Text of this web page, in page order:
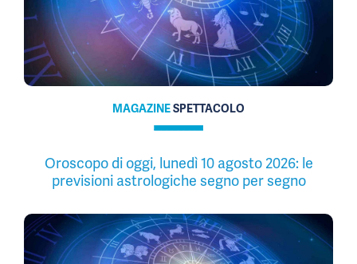
MAGAZINESPETTACOLO
Oroscopo di oggi, lunedì 10 agosto 2026: le
previsioni astrologiche segno per segno